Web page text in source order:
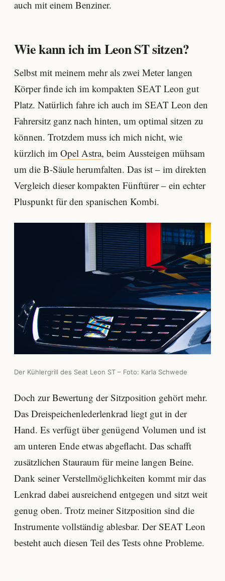
auch mit einem Benziner.
Wie kann ich im Leon ST sitzen?
Selbst mit meinem mehr als zwei Meter langen
Körper finde ich im kompakten SEAT Leon gut
Platz. Natürlich fahre ich auch im SEAT Leon den
Fahrersitz ganz nach hinten, um optimal sitzen zu
können. Trotzdem muss ich mich nicht, wie
kürzlich im Opel Astra, beim Aussteigen mühsam
um die B-Säule herumfalten. Das ist – im direkten
Vergleich dieser kompakten Fünftürer – ein echter
Pluspunkt für den spanischen Kombi.
Der Kühlergrill des Seat Leon ST – Foto: Karla Schwede
Doch zur Bewertung der Sitzposition gehört mehr.
Das Dreispeichenlederlenkrad liegt gut in der
Hand. Es verfügt über genügend Volumen und ist
am unteren Ende etwas abgeflacht. Das schafft
zusätzlichen Stauraum für meine langen Beine.
Dank seiner Verstellmöglichkeiten kommt mir das
Lenkrad dabei ausreichend entgegen und sitzt weit
genug oben. Trotz meiner Sitzposition sind die
Instrumente vollständig ablesbar. Der SEAT Leon
besteht auch diesen Teil des Tests ohne Probleme.